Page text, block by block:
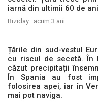
iarnă din ultimii 60 de
Biziday · acum 3 ani
Țările din sud-vestul
cu riscul de secetă. În
căzut precipitații
În Spania au fost
folosirea apei, iar în
mai pot naviga.